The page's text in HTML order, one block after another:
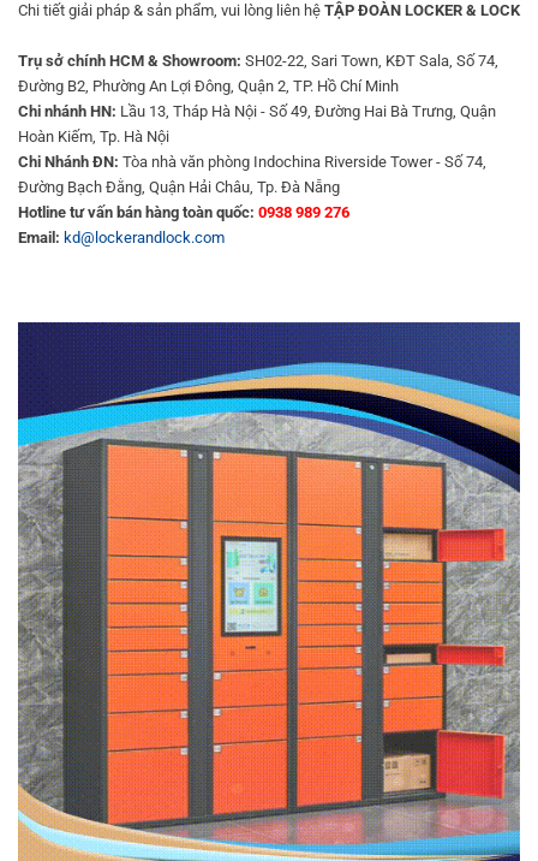
Chi tiết giải pháp & sản phẩm, vui lòng liên hệ TẬP ĐOÀN LOCKER & LOCK
Trụ sở chính HCM & Showroom: SH02-22, Sari Town, KĐT Sala, Số 74,
Đường B2, Phường An Lợi Đông, Quận 2, TP. Hồ Chí Minh
Chi nhánh HN: Lầu 13, Tháp Hà Nội - Số 49, Đường Hai Bà Trưng, Quận
Hoàn Kiếm, Tp. Hà Nội
Chi Nhánh ĐN: Tòa nhà văn phòng Indochina Riverside Tower - Số 74,
Đường Bạch Đằng, Quận Hải Châu, Tp. Đà Nẵng
Hotline tư vấn bán hàng toàn quốc: 0938 989 276
Email: kd@lockerandlock.com